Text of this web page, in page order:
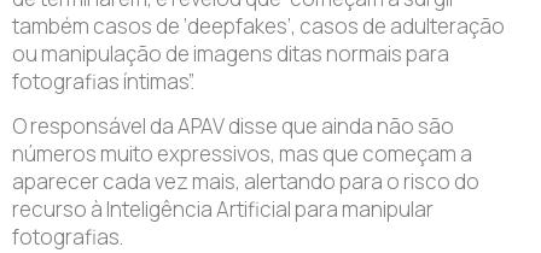
também casos de ‘deepfakes’, casos de adulteração
ou manipulação de imagens ditas normais para
fotografias íntimas”.
O responsável da APAV disse que ainda não são
números muito expressivos, mas que começam a
aparecer cada vez mais, alertando para o risco do
recurso à Inteligência Artificial para manipular
fotografias.